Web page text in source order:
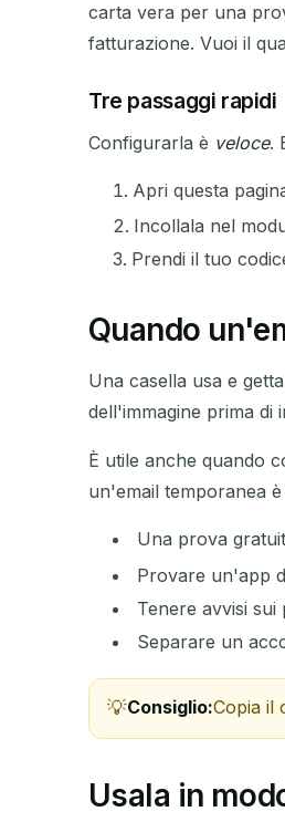
carta vera per una
fatturazione. Vuoi il
Tre passaggi rapidi
Configurarla è veloce.
Apri questa
Incollala nel
Prendi il tuo
Quando
Una casella usa e
dell'immagine prima di
È utile anche quando
un'email temporanea
Una prova
Provare un'app
Tenere avvisi
Separare un
Consiglio:Copia il
Usala in